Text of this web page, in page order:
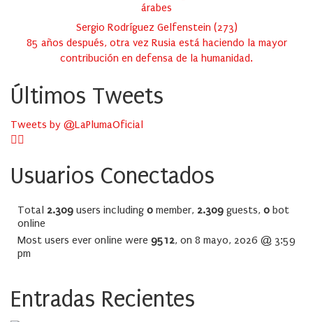
árabes
Sergio Rodríguez Gelfenstein (273)
85 años después, otra vez Rusia está haciendo la mayor
contribución en defensa de la humanidad.
Últimos Tweets
Tweets by @LaPlumaOficial
Usuarios Conectados
Total 2.309 users including 0 member, 2.309 guests, 0 bot
online
Most users ever online were 9512, on 8 mayo, 2026 @ 3:59
pm
Entradas Recientes